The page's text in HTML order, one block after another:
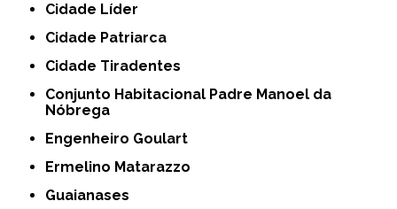
Cidade Líder
Cidade Patriarca
Cidade Tiradentes
Conjunto Habitacional Padre Manoel da
Nóbrega
Engenheiro Goulart
Ermelino Matarazzo
Guaianases